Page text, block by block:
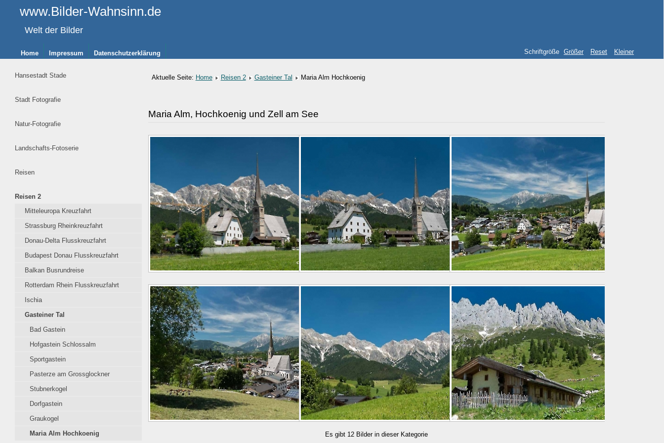
www.Bilder-Wahnsinn.de
Welt der Bilder
Schriftgröße Größer Reset Kleiner
Home Impressum Datenschutzerklärung
Hansestadt Stade
Stadt Fotografie
Natur-Fotografie
Landschafts-Fotoserie
Reisen
Reisen 2
Mitteleuropa Kreuzfahrt
Strassburg Rheinkreuzfahrt
Donau-Delta Flusskreuzfahrt
Budapest Donau Flusskreuzfahrt
Balkan Busrundreise
Rotterdam Rhein Flusskreuzfahrt
Ischia
Gasteiner Tal
Bad Gastein
Hofgastein Schlossalm
Sportgastein
Pasterze am Grossglockner
Stubnerkogel
Dorfgastein
Graukogel
Maria Alm Hochkoenig
Aktuelle Seite: Home Reisen 2 Gasteiner Tal Maria Alm Hochkoenig
Maria Alm, Hochkoenig und Zell am See
Es gibt 12 Bilder in dieser Kategorie